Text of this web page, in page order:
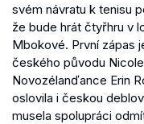
svém návratu k tenisu
že bude hrát čtyřhru v
Mbokové. První zápas
českého původu
Novozélanďance Erin
oslovila i českou
musela spolupráci